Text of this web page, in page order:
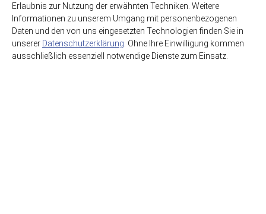
Erlaubnis zur Nutzung der erwähnten Techniken. Weitere
Informationen zu unserem Umgang mit personenbezogenen
Daten und den von uns eingesetzten Technologien finden Sie in
unserer Datenschutzerklärung . Ohne Ihre Einwilligung kommen
ausschließlich essenziell notwendige Dienste zum Einsatz.